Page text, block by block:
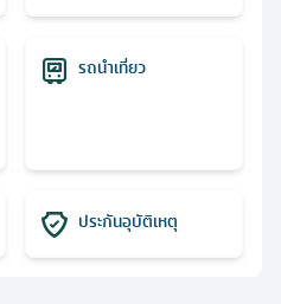
รถนำเที่ยว
ประกันอุบัติเหตุ